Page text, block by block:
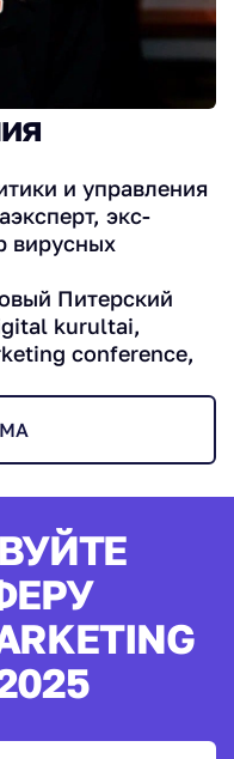
и управления
экс-
вирусных
Питерский
kurultai,
conference,